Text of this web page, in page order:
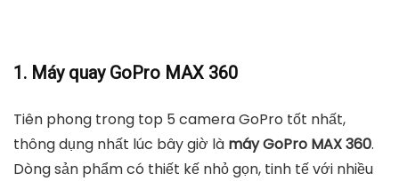
1. Máy quay GoPro MAX 360
Tiên phong trong top 5 camera GoPro tốt nhất,
thông dụng nhất lúc bây giờ là máy GoPro MAX360.
Dòng sản phẩm có thiết kế nhỏ gọn, tinh tế với nhiều